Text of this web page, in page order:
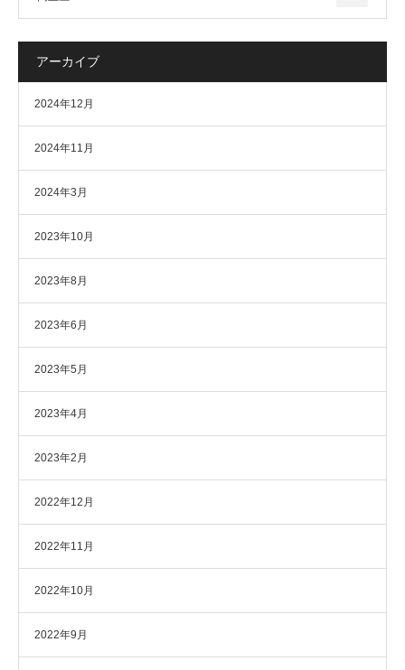
アーカイブ
2024年12月
2024年11月
2024年3月
2023年10月
2023年8月
2023年6月
2023年5月
2023年4月
2023年2月
2022年12月
2022年11月
2022年10月
2022年9月